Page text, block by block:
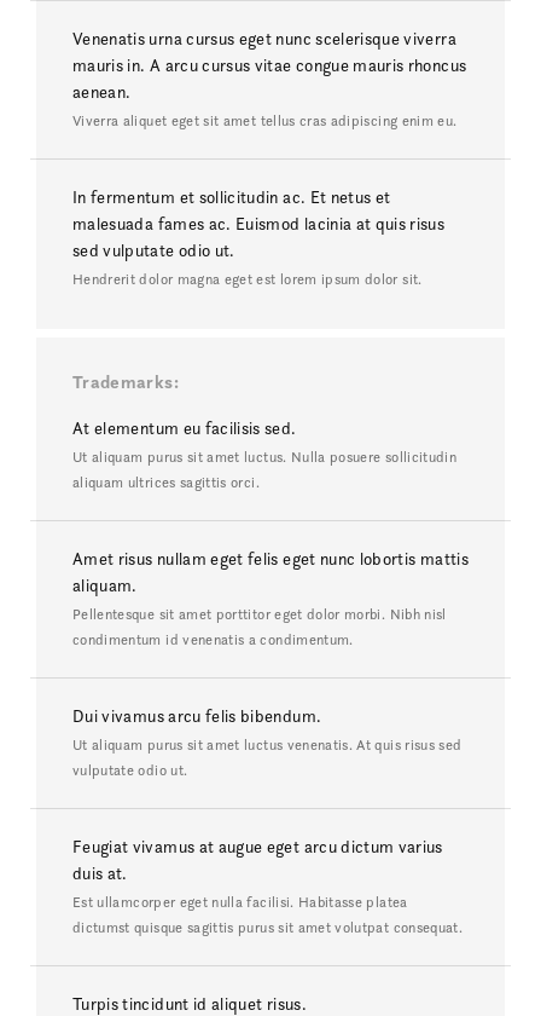
Venenatis urna cursus eget nunc scelerisque viverra
mauris in. A arcu cursus vitae congue mauris rhoncus
aenean.
Viverra aliquet eget sit amet tellus cras adipiscing enim eu.
In fermentum et sollicitudin ac. Et netus et
malesuada fames ac. Euismod lacinia at quis risus
sed vulputate odio ut.
Hendrerit dolor magna eget est lorem ipsum dolor sit.
Trademarks
At elementum eu facilisis sed.
Ut aliquam purus sit amet luctus. Nulla posuere sollicitudin
aliquam ultrices sagittis orci.
Amet risus nullam eget felis eget nunc lobortis mattis
aliquam.
Pellentesque sit amet porttitor eget dolor morbi. Nibh nisl
condimentum id venenatis a condimentum.
Dui vivamus arcu felis bibendum.
Ut aliquam purus sit amet luctus venenatis. At quis risus sed
vulputate odio ut.
Feugiat vivamus at augue eget arcu dictum varius
duis at.
Est ullamcorper eget nulla facilisi. Habitasse platea
dictumst quisque sagittis purus sit amet volutpat consequat.
Turpis tincidunt id aliquet risus.